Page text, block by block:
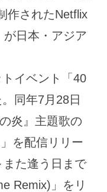
作されたNetflix
日本・アジア
イベント「40
同年7月28日
炎』主題歌の
を配信リリー
た逢う日まで
Remix)」をリ